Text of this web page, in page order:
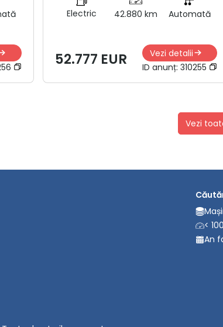
Electric 42.880 km Automată
52.777 EUR
Vezi detalii
ID anunț: 310255
Vezi
<
An